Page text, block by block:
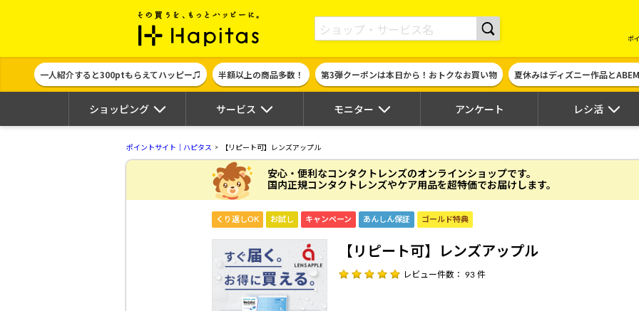
ポイント貯めて現金やギフト券に交換できるポイントサイト | ハピタス
ポ
一人紹介すると300ptもらえてハッピー♫ 半額以上の商品多数！ 第3弾クーポンは本日から！おトクなお買い物 夏休みはディズニー作品と
ショッピング サービス モニター アンケート レシ活
ポイントサイト｜ハピタス 【リピート可】レンズアップル
安心・便利なコンタクトレンズのオンラインショップです。
国内正規コンタクトレンズやケア用品を超特価でお届けします。
くり返しOK お試し キャンペーン あんしん保証 ゴールド特典
【リピート可】レンズアップル
レビュー件数： 93 件